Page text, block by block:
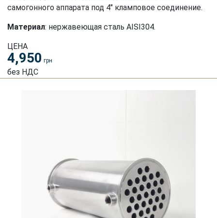
самогонного аппарата под 4" кламповое соединение.
Материал: нержавеющая сталь AISI304.
ЦЕНА
4,950 грн
без НДС